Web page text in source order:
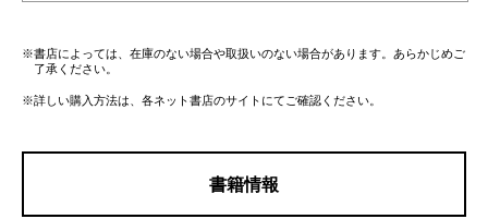
※書店によっては、在庫のない場合や取扱いのない場合があります。あらかじめご
了承ください。
※詳しい購入方法は、各ネット書店のサイトにてご確認ください。
書籍情報